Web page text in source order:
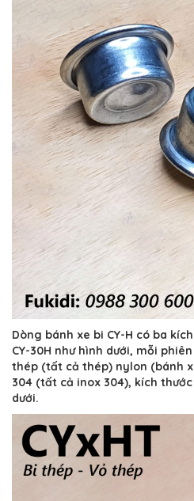
Dòng bánh xe bi CY-H có ba kích
CY-30H như hình dưới, mỗi
thép (tất cả thép) nylon (bánh
304 (tất cả inox 304), kích
dưới.